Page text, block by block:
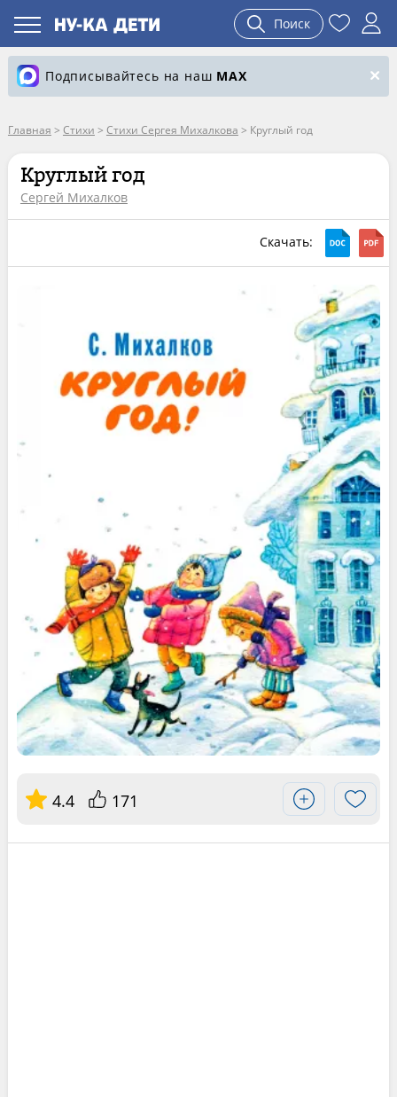
Поиск
Подписывайтесь на наш MAX
Главная > Стихи > Стихи Сергея Михалкова > Круглый год
Круглый год
Сергей Михалков
Скачать:
4.4 171